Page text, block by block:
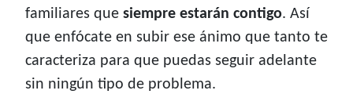
familiares que siempre estarán contigo. Así
que enfócate en subir ese ánimo que tanto te
caracteriza para que puedas seguir adelante
sin ningún tipo de problema.